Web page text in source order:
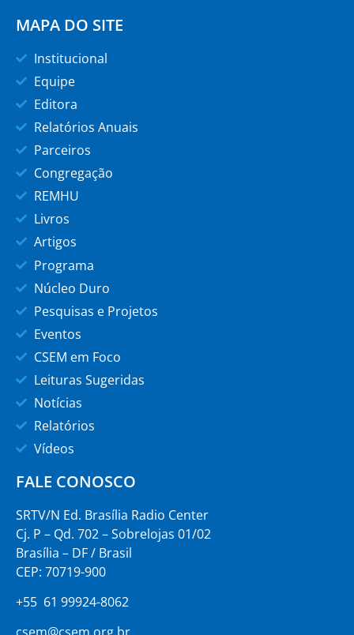
MAPA DO SITE
Institucional
Equipe
Editora
Relatórios Anuais
Parceiros
Congregação
REMHU
Livros
Artigos
Programa
Núcleo Duro
Pesquisas e Projetos
Eventos
CSEM em Foco
Leituras Sugeridas
Notícias
Relatórios
Vídeos
FALE CONOSCO
SRTV/N Ed. Brasília Radio Center
Cj. P – Qd. 702 – Sobrelojas 01/02
Brasília – DF / Brasil
CEP: 70719-900
+55 61 99924-8062